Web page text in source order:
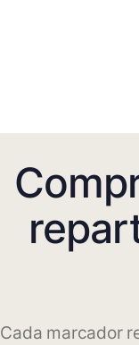
Cada marcador